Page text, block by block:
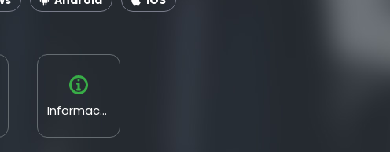
Informacyjne